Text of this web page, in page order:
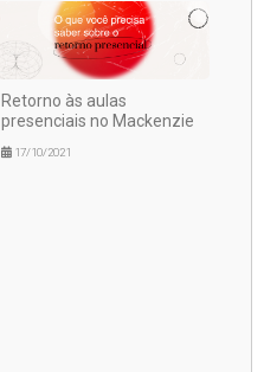
Retorno às aulas
presenciais no Mackenzie
17/10/2021